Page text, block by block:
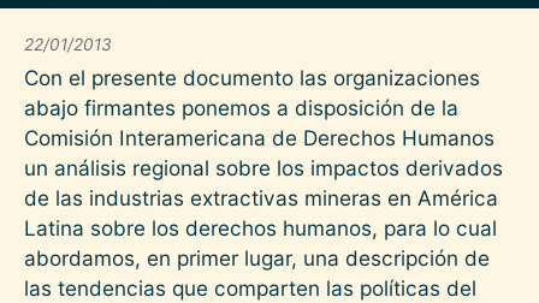
22/01/2013
Con el presente documento las organizaciones
abajo firmantes ponemos a disposición de la
Comisión Interamericana de Derechos Humanos
un análisis regional sobre los impactos derivados
de las industrias extractivas mineras en América
Latina sobre los derechos humanos, para lo cual
abordamos, en primer lugar, una descripción de
las tendencias que comparten las políticas del